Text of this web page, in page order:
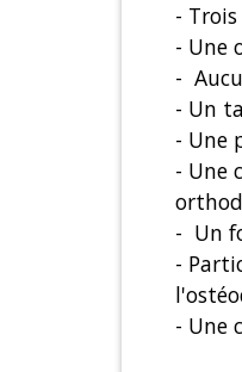
-
- Une
-
- Un
- Une
- Une
- Un
-
- Une